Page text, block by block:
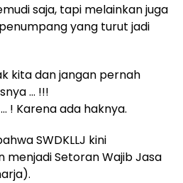
saja, tapi melainkan juga
yang turut jadi
kita dan jangan pernah
… !!!
! Karena ada haknya.
SWDKLLJ kini
Setoran Wajib Jasa